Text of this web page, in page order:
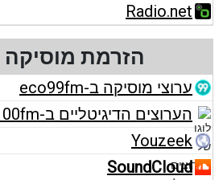
Radio.net
הזרמת מוסיקה
ערוצי מוסיקה ב-eco99fm
הערוצים הדיגיטליים ב-100fm
Youzeek
SoundCloud